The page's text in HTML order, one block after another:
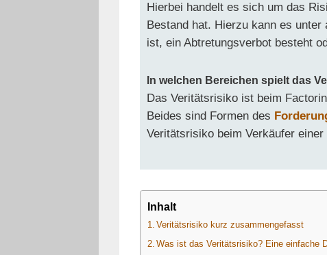
Hierbei handelt es sich um das
Bestand hat. Hierzu kann es unter
ist, ein Abtretungsverbot besteht
In welchen Bereichen spielt das
Das Veritätsrisiko ist beim
Beides sind Formen des
Veritätsrisiko beim Verkäufer einer
Inhalt
Veritätsrisiko kurz zusammengefasst
Was ist das Veritätsrisiko? Eine einfache